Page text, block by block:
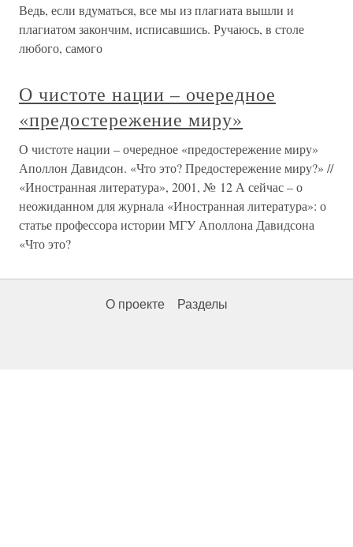
Ведь, если вдуматься, все мы из плагиата вышли и
плагиатом закончим, исписавшись. Ручаюсь, в столе
любого, самого
О чистоте нации – очередное
«предостережение миру»
О чистоте нации – очередное «предостережение миру»
Аполлон Давидсон. «Что это? Предостережение миру?» //
«Иностранная литература», 2001, № 12 А сейчас – о
неожиданном для журнала «Иностранная литература»: о
статье профессора истории МГУ Аполлона Давидсона
«Что это?
О проекте Разделы